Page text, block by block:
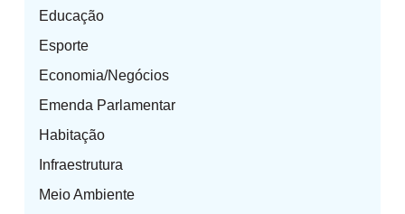
Educação
Esporte
Economia/Negócios
Emenda Parlamentar
Habitação
Infraestrutura
Meio Ambiente